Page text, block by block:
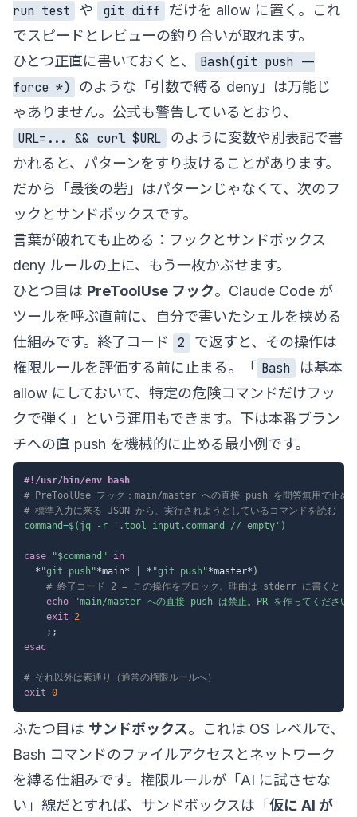
run test
や git diff
だけを allow に置く。これ
でスピードとレビューの釣り合いが取れます。
ひとつ正直に書いておくと、
Bash(git push --
force *)
のような「引数で縛る deny」は万能じ
ゃありません。公式も警告しているとおり、
URL=... && curl $URL
のように変数や別表記で書
かれると、パターンをすり抜けることがあります。
だから「最後の砦」はパターンじゃなくて、次のフ
ックとサンドボックスです。
言葉が破れても止める：フックとサンドボックス
deny ルールの上に、もう一枚かぶせます。
ひとつ目は PreToolUse フック。Claude Code が
ツールを呼ぶ直前に、自分で書いたシェルを挟める
仕組みです。終了コード
2
で返すと、その操作は
権限ルールを評価する前に止まる。「 Bash
は基本
allow にしておいて、特定の危険コマンドだけフッ
クで弾く」という運用もできます。下は本番ブラン
チへの直 push を機械的に止める最小例です。
#!/usr/bin/env bash
# PreToolUse フック：main/master への直接 push を問答無用で止め
# 標準入力に来る JSON から、実行されようとしているコマンドを読む
command=$( jq -r '.tool_input.command // empty' )
case "$command "
in
  *
"git push"*main* * "git push"*master* )
# 終了コード 2 = この操作をブロック。理由は stderr に書くと
echo
"main/master への直接 push は禁止。PR を作ってください
exit
2
; ;
esac
# それ以外は素通り（通常の権限ルールへ）
exit 0
ふたつ目は サンドボックス。これは OS レベルで、
Bash コマンドのファイルアクセスとネットワーク
を縛る仕組みです。権限ルールが「AI に試させな
い」線だとすれば、サンドボックスは「 仮に AI が